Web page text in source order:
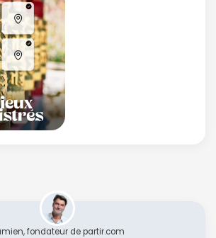
fondateur de partir.com
Continuer avec Apple